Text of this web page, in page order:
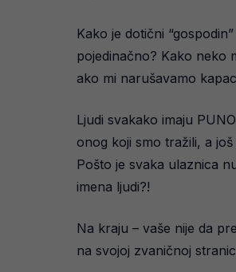
Kako je dotični
pojedinačno? Kako neko
ako mi narušavamo
Ljudi svakako imaju
onog koji smo tražili, a
Pošto je svaka ulaznica
imena ljudi?!
Na kraju – vaše nije da
na svojoj zvaničnoj